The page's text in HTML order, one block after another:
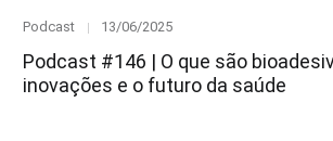
Category
Podcast
Posted
13/06/2025
Podcast #146 | O que são
inovações e o futuro da saúde